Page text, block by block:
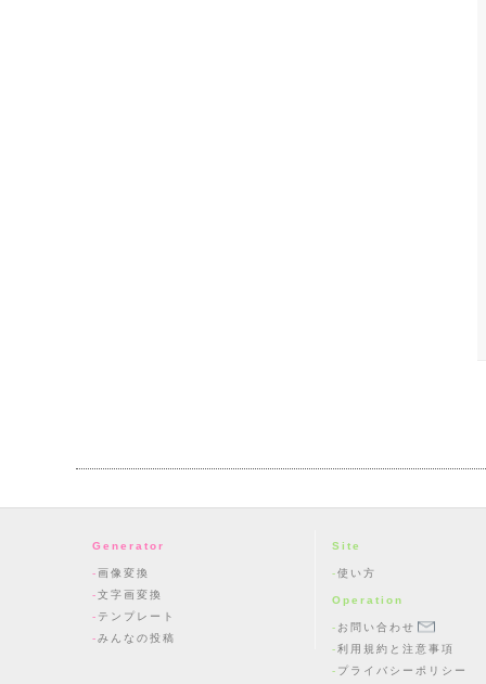
Generator
画像変換
文字画変換
テンプレート
みんなの投稿
Site
使い方
Operation
お問い合わせ
利用規約と注意事項
プライバシーポリシー